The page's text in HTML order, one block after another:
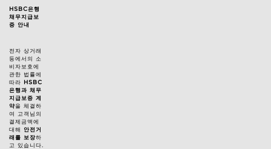
HSBC은행
채무지급보
증 안내
전자 상거래
등에서의 소
비자보호에
관한 법률에
따라 HSBC
은행과 채무
지급보증 계
약을 체결하
여 고객님의
결제금액에
대해 안전거
래를 보장하
고 있습니다.